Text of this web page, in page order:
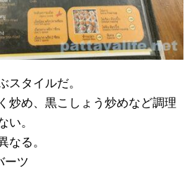
スタイルだ。
炒め、黒こしょう炒めなど調理
い。
なる。
ーツ